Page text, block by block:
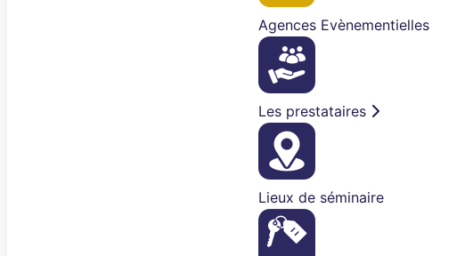
Agences Evènementielles
Les prestataires
Lieux de séminaire